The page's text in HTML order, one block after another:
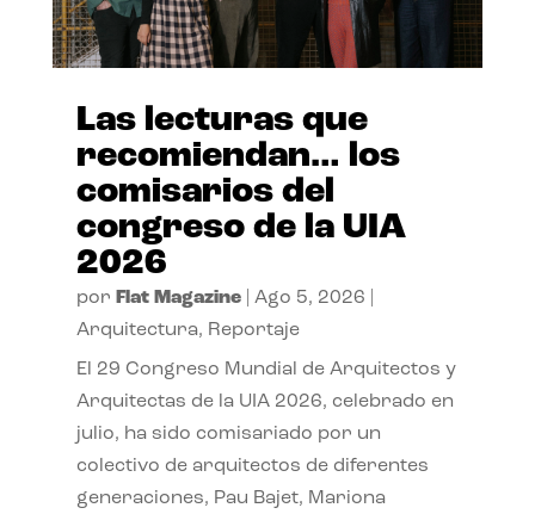
Las lecturas que
recomiendan… los
comisarios del
congreso de la UIA
2026
por Flat Magazine| Ago 5, 2026
Arquitectura, Reportaje
El 29 Congreso Mundial de Arquitectos y
Arquitectas de la UIA 2026, celebrado en
julio, ha sido comisariado por un
colectivo de arquitectos de diferentes
generaciones, Pau Bajet, Mariona